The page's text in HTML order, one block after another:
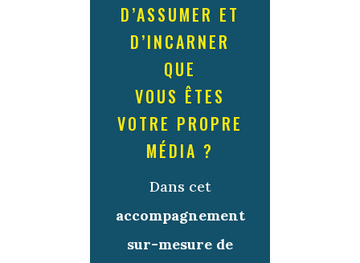
D’ASSUMER ET
D’INCARNER
QUE
VOUS ÊTES
VOTRE PROPRE
MÉDIA ?
Dans cet
accompagnement
sur-mesure de